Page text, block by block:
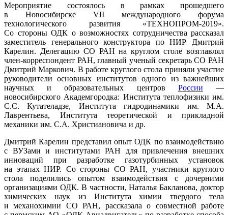
Мероприятие состоялось в рамках прошедшего
в Новосибирске VII международного форума
технологического развития «ТЕХНОПРОМ-2019».
Со стороны ОДК о возможностях сотрудничества рассказал
заместитель генерального конструктора по НИР Дмитрий
Карелин. Делегацию СО РАН на круглом столе возглавлял
член-корреспондент РАН, главный ученый секретарь СО РАН
Дмитрий Маркович. В работе круглого стола приняли участие
руководители основных институтов одного из важнейших
научных и образовательных центров России —
новосибирского Академгородка: Института теплофизики им.
С.С. Кутателадзе, Института гидродинамики им. М.А.
Лаврентьева, Института теоретической и прикладной
механики им. С.А. Христиановича и др.
Дмитрий Карелин представил опыт ОДК по взаимодействию
с ВУЗами и институтами РАН для привлечения внешних
инноваций при разработке газотурбинных установок
на этапах НИР. Со стороны СО РАН, участники круглого
стола поделились опытом взаимодействия с дочерними
организациями ОДК. В частности, Наталья Бакланова, доктор
химических наук из Института химии твердого тела
и механохимии СО РАН, рассказала о совместной работе